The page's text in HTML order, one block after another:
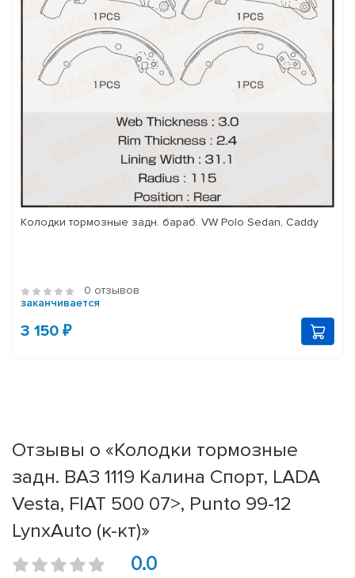
Колодки тормозные задн. бараб. VW Polo Sedan, Caddy
0 отзывов
заканчивается
3 150 ₽
Отзывы о «Колодки тормозные
задн. ВАЗ 1119 Калина Спорт, LADA
Vesta, FIAT 500 07>, Punto 99-12
LynxAuto (к-кт)»
0.0